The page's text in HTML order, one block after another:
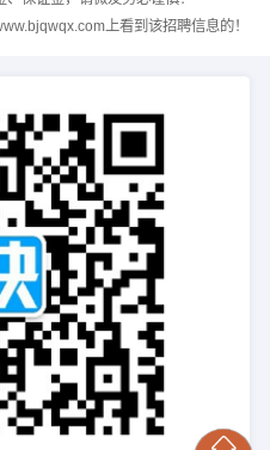
上看到该招聘信息的！